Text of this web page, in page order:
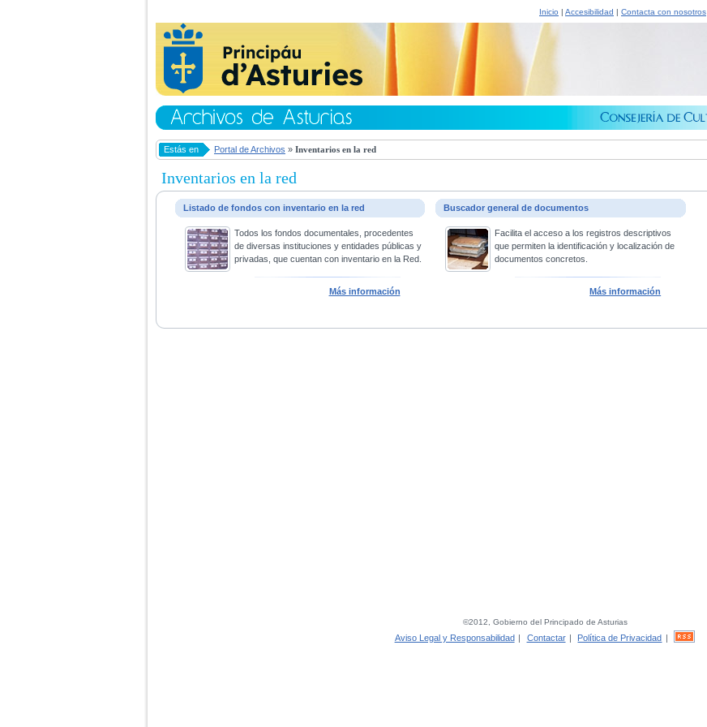
Inicio | Accesibilidad | Contacta con nosotros
Estás en Portal de Archivos » Inventarios en la red
Inventarios en la red
Listado de fondos con inventario en la red
Todos los fondos documentales, procedentes
de diversas instituciones y entidades públicas y
privadas, que cuentan con inventario en la Red.
Más información
Buscador general de documentos
Facilita el acceso a los registros descriptivos
que permiten la identificación y localización de
documentos concretos.
Más información
©2012, Gobierno del Principado de Asturias
Aviso Legal y Responsabilidad | Contactar | Política de Privacidad |